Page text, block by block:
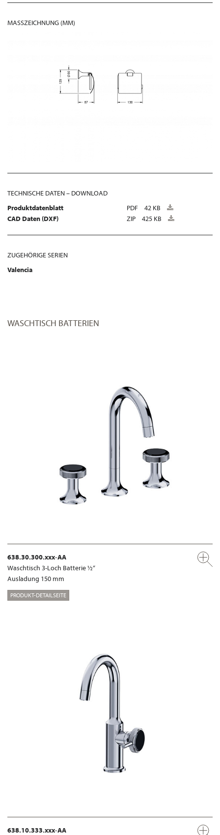
MASSZEICHNUNG (MM)
TECHNISCHE DATEN – DOWNLOAD
Produktdatenblatt
PDF
42 KB
CAD Daten (DXF)
ZIP 425 KB
ZUGEHÖRIGE SERIEN
Valencia
WASCHTISCH BATTERIEN
638.30.300.xxx-AA
Waschtisch 3-Loch Batterie ½“
Ausladung 150 mm
PRODUKT-DETAILSEITE
638.10.333.xxx-AA